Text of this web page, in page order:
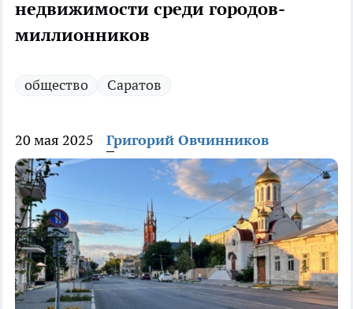
недвижимости среди городов-
миллионников
общество Саратов
20 мая 2025 Григорий Овчинников